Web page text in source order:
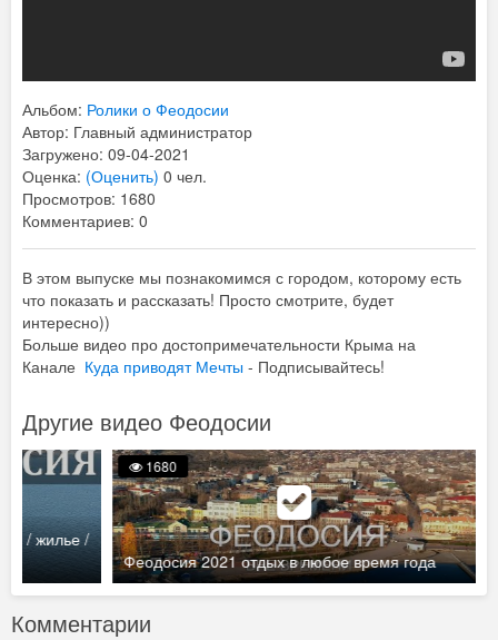
Альбом: Ролики о Феодосии
Автор: Главный администратор
Загружено: 09-04-2021
Оценка: (Оценить) 0 чел.
Просмотров: 1680
Комментариев: 0
В этом выпуске мы познакомимся с городом, которому есть
что показать и рассказать! Просто смотрите, будет
интересно))
Больше видео про достопримечательности Крыма на
Канале Куда приводят Мечты - Подписывайтесь!
Другие видео Феодосии
/ жилье /
Феодосия 2021 отдых в любое время года
1680
Комментарии